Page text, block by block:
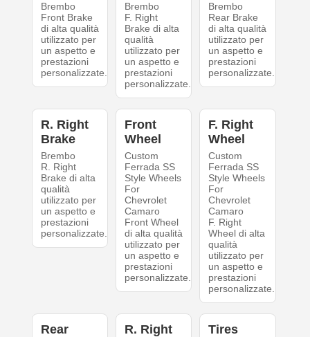
Brembo
Front Brake
di alta qualità
utilizzato per
un aspetto e
prestazioni
personalizzate.
Brembo
F. Right
Brake di alta
qualità
utilizzato per
un aspetto e
prestazioni
personalizzate.
Brembo
Rear Brake
di alta qualità
utilizzato per
un aspetto e
prestazioni
personalizzate.
R. Right
Brake
Brembo
R. Right
Brake di alta
qualità
utilizzato per
un aspetto e
prestazioni
personalizzate.
Front
Wheel
Custom
Ferrada SS
Style Wheels
For
Chevrolet
Camaro
Front Wheel
di alta qualità
utilizzato per
un aspetto e
prestazioni
personalizzate.
F. Right
Wheel
Custom
Ferrada SS
Style Wheels
For
Chevrolet
Camaro
F. Right
Wheel di alta
qualità
utilizzato per
un aspetto e
prestazioni
personalizzate.
Rear R. Right Tires